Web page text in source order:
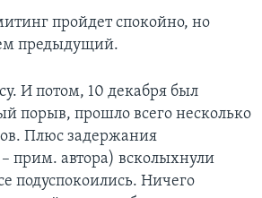
пройдет спокойно, но
предыдущий.
И потом, 10 декабря был
порыв, прошло всего несколько
Плюс задержания
прим. автора) всколыхнули
подуспокоились. Ничего